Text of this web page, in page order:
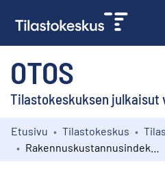
OTOS
Tilastokeskuksen julkaisut
Kokoelmat
Etusivu Tilastokeskus